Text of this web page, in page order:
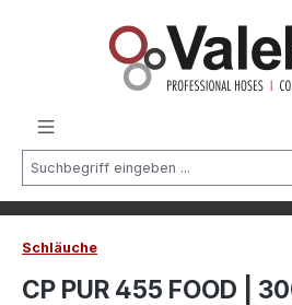
Schläuche
CP PUR 455 FOOD |